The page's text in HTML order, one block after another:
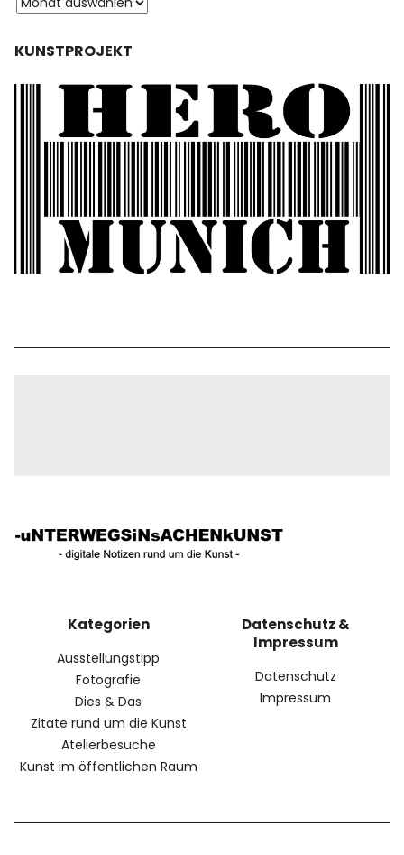
KUNSTPROJEKT
Kategorien
Ausstellungstipp
Fotografie
Dies & Das
Zitate rund um die Kunst
Atelierbesuche
Kunst im öffentlichen Raum
Datenschutz &
Impressum
Datenschutz
Impressum